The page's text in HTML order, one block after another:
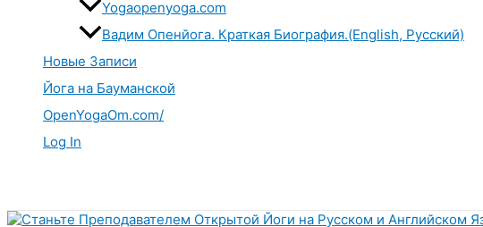
Yogaopenyoga.com
Вадим Опенйога. Краткая Биография.(English, Русский)
Новые Записи
Йога на Бауманской
OpenYogaOm.com/
Log In